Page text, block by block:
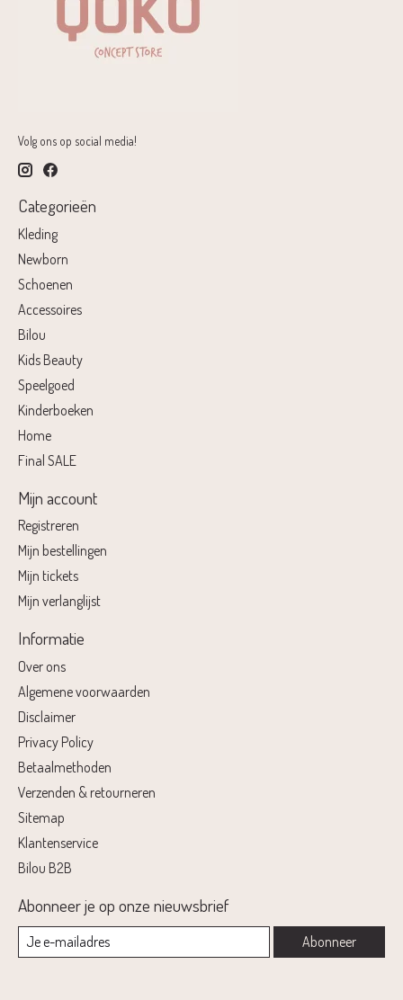
Volg ons op social media!
Categorieën
Kleding
Newborn
Schoenen
Accessoires
Bilou
Kids Beauty
Speelgoed
Kinderboeken
Home
Final SALE
Mijn account
Registreren
Mijn bestellingen
Mijn tickets
Mijn verlanglijst
Informatie
Over ons
Algemene voorwaarden
Disclaimer
Privacy Policy
Betaalmethoden
Verzenden & retourneren
Sitemap
Klantenservice
Bilou B2B
Abonneer je op onze nieuwsbrief
Abonneer